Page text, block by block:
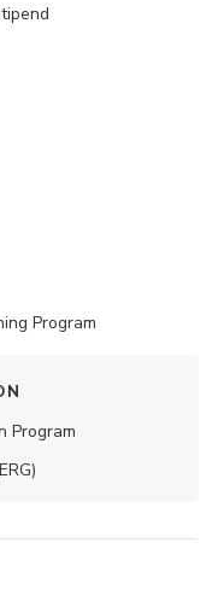
Program
Program